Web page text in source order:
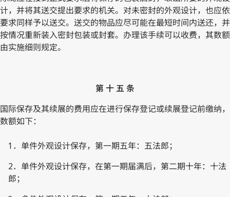
计，并将其送交提出要求的机关。对未密封的外观设计，也应依
要求同样予以送交。送交的物品应尽可能在最短时间内送还，并
按情况重新装入密封包装或封套。办理该手续可以收费，其数额
由实施细则规定。
第 十 五 条
国际保存及其续展的费用应在进行保存登记或续展登记前缴纳，
数额如下：
1．单件外观设计保存，第一期五年：五法郎；
2．单件外观设计保存，在第一期届满后，第二期十年：十法
郎；